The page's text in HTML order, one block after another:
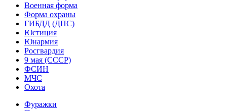
Военная форма
Форма охраны
ГИБДД (ДПС)
Юстиция
Юнармия
Росгвардия
9 мая (СССР)
ФСИН
МЧС
Охота
Фуражки